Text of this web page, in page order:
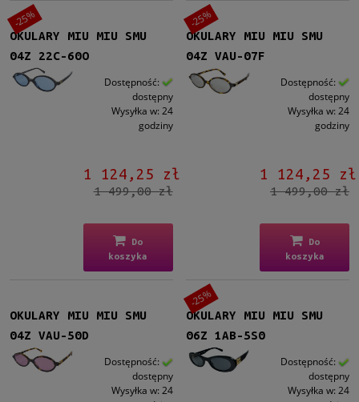
Gradacja
Tak(7)
Rodzaj
Pełne
Duże(2)
Gwarancja
24 miesiące
OKULARY MIU MIU SMU
04Z 22C-60O
Dostępność:
dostępny
Wysyłka w: 24
godziny
1 124,25 zł
1 499,00 zł
Do
koszyka
-25%
OKULARY MIU MIU SMU
04Z VAU-07F
Dostępność:
dostępny
Wysyłka w: 24
godziny
1 124,25 zł
1 499,00 zł
Do
koszyka
-25%
OKULARY MIU MIU SMU
04Z VAU-50D
Dostępność:
dostępny
Wysyłka w: 24
OKULARY MIU MIU SMU
06Z 1AB-5S0
Dostępność:
dostępny
Wysyłka w: 24
-25%